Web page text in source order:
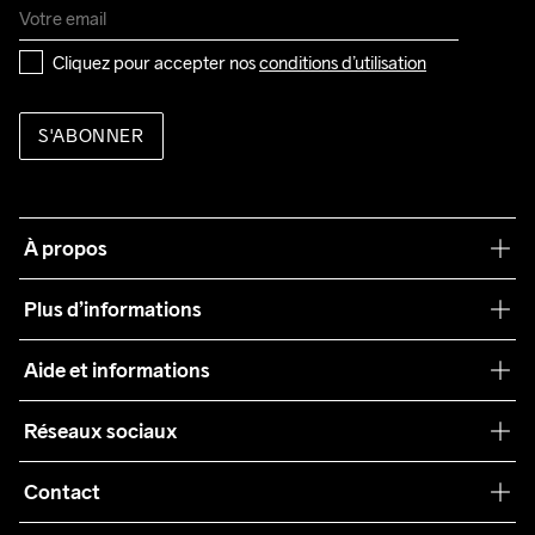
Cliquez pour accepter nos conditions d’utilisation
S'ABONNER
À propos
Plus d’informations
Teamwear
Durabilité
Collaborations
Aide et informations
Conditions générales
Retours
Réseaux sociaux
Contact